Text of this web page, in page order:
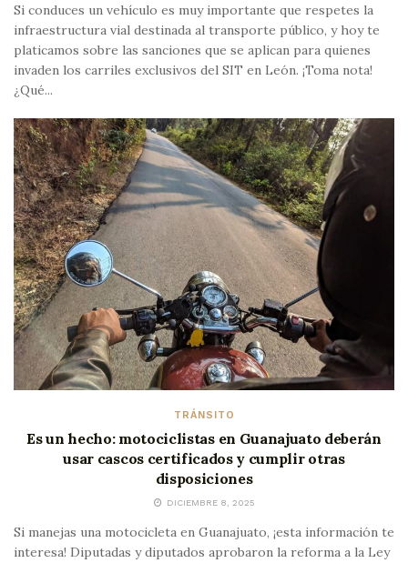
Si conduces un vehículo es muy importante que respetes la
infraestructura vial destinada al transporte público, y hoy te
platicamos sobre las sanciones que se aplican para quienes
invaden los carriles exclusivos del SIT en León. ¡Toma nota!
¿Qué...
TRÁNSITO
Es un hecho: motociclistas en Guanajuato deberán
usar cascos certificados y cumplir otras
disposiciones
DICIEMBRE 8, 2025
Si manejas una motocicleta en Guanajuato, ¡esta información te
interesa! Diputadas y diputados aprobaron la reforma a la Ley